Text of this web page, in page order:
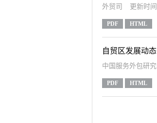
外贸司 更新时
PDF HTML
自贸区发展动态
中国服务外包研
PDF HTML